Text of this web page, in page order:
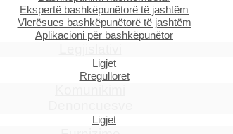
Ekspertë bashkëpunëtorë të jashtëm
Vlerësues bashkëpunëtorë të jashtëm
Aplikacioni për bashkëpunëtor
Ligjet
Rregulloret
Ligjet